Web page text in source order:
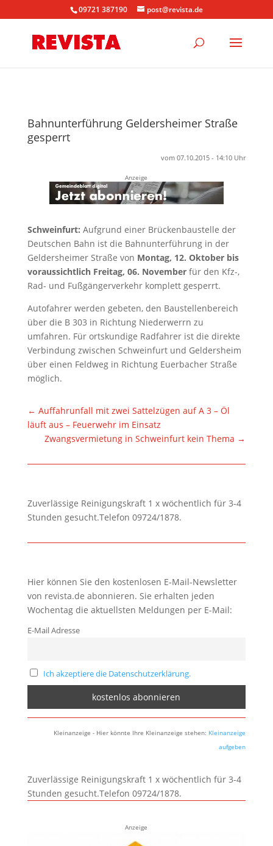
09721 387190 post@revista.de
Bahnunterführung Geldersheimer Straße
gesperrt
vom 07.10.2015 - 14:10 Uhr
Anzeige
Schweinfurt: Aufgrund einer Brückenbaustelle der
Deutschen Bahn ist die Bahnunterführung in der
Geldersheimer Straße von Montag, 12. Oktober bis
voraussichtlich Freitag, 06. November für den Kfz-,
Rad- und Fußgängerverkehr komplett gesperrt.
Autofahrer werden gebeten, den Baustellenbereich
über die B 303 in Richtung Niederwerrn zu
umfahren. Für ortskundige Radfahrer ist die direkte
Verbindung zwischen Schweinfurt und Geldersheim
über einen Feldweg in Richtung Euerbacher Straße
möglich.
← Auffahrunfall mit zwei Sattelzügen auf A 3 – Öl
läuft aus – Feuerwehr im Einsatz
Zwangsvermietung in Schweinfurt kein Thema →
Zuverlässige Reinigungskraft 1 x wöchentlich für 3-4
Stunden gesucht.Telefon 09724/1878.
Hier können Sie den kostenlosen E-Mail-Newsletter
von revista.de abonnieren. Sie erhalten jeden
Wochentag die aktuellsten Meldungen per E-Mail:
E-Mail Adresse
Ich akzeptiere die Datenschutzerklärung.
Kleinanzeige - Hier könnte Ihre Kleinanzeige stehen: Kleinanzeige
aufgeben
Zuverlässige Reinigungskraft 1 x wöchentlich für 3-4
Stunden gesucht.Telefon 09724/1878.
Anzeige